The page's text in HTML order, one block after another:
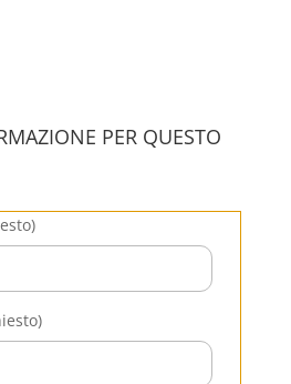
PER QUESTO